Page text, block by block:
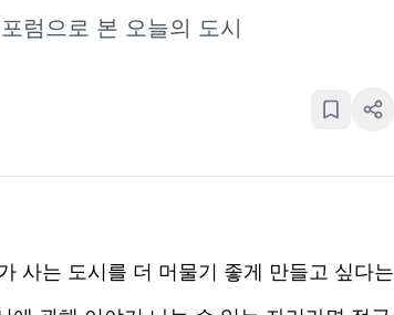
럼으로 본 오늘의 도시
사는 도시를 더 머물기 좋게 만들고 싶다는